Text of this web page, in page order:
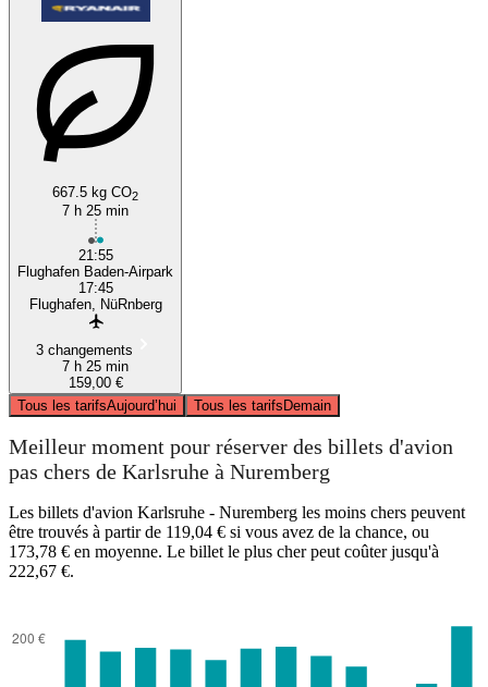
667.5 kg CO2
7 h 25 min
21:55
Flughafen Baden-Airpark
17:45
Flughafen, NüRnberg
3 changements
7 h 25 min
159,00 €
Tous les tarifsAujourd’hui Tous les tarifsDemain
Meilleur moment pour réserver des billets d'avion
pas chers de Karlsruhe à Nuremberg
Les billets d'avion Karlsruhe - Nuremberg les moins chers peuvent
être trouvés à partir de 119,04 € si vous avez de la chance, ou
173,78 € en moyenne. Le billet le plus cher peut coûter jusqu'à
222,67 €.